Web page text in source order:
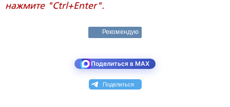
нажмите "Ctrl+Enter".
Рекомендую
Поделиться в MAX
Поделиться